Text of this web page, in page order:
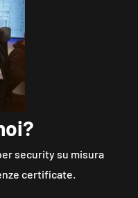
security su misura
certificate.